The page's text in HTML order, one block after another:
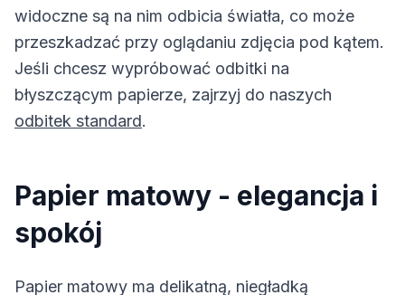
widoczne są na nim odbicia światła, co może
przeszkadzać przy oglądaniu zdjęcia pod kątem.
Jeśli chcesz wypróbować odbitki na
błyszczącym papierze, zajrzyj do naszych
odbitek standard.
Papier matowy - elegancja i
spokój
Papier matowy ma delikatną, niegładką